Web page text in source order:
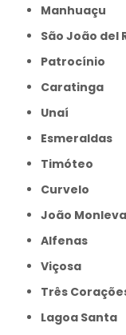
Manhuaçu
São João del
Patrocínio
Caratinga
Unaí
Esmeraldas
Timóteo
Curvelo
João
Alfenas
Viçosa
Três
Lagoa Santa